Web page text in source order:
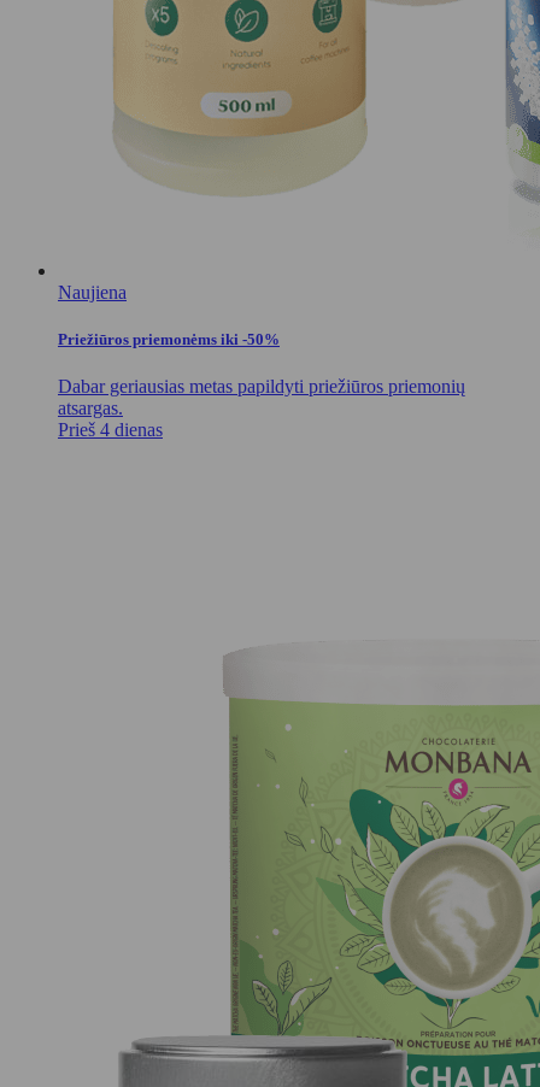
Naujiena
Priežiūros priemonėms iki -50%
Dabar geriausias metas papildyti priežiūros priemonių
atsargas.
Prieš 4 dienas